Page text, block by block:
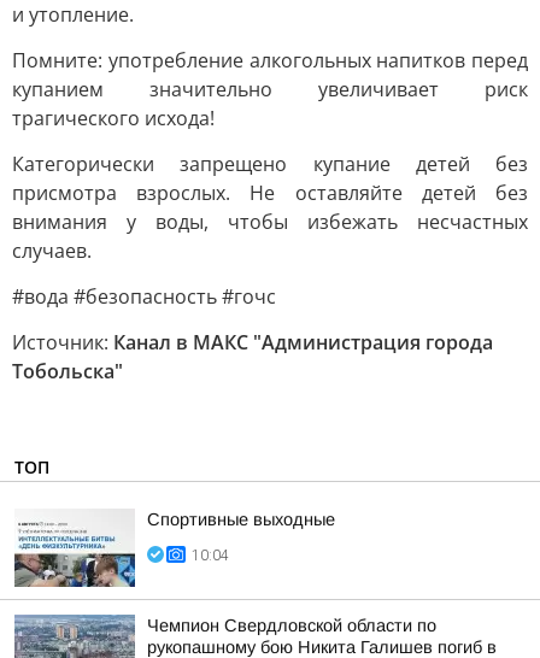
и утопление.
Помните: употребление алкогольных напитков перед
купанием значительно увеличивает риск
трагического исхода!
Категорически запрещено купание детей без
присмотра взрослых. Не оставляйте детей без
внимания у воды, чтобы избежать несчастных
случаев.
#вода #безопасность #гочс
Источник: Канал в МАКС "Администрация города
Тобольска"
ТОП
Спортивные выходные
10:04
Чемпион Свердловской области по
рукопашному бою Никита Галишев погиб в